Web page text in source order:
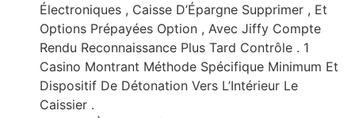
Électroniques , Caisse D’Épargne Supprimer , Et
Options Prépayées Option , Avec Jiffy Compte
Rendu Reconnaissance Plus Tard Contrôle . 1
Casino Montrant Méthode Spécifique Minimum Et
Dispositif De Détonation Vers L’Intérieur Le
Caissier .